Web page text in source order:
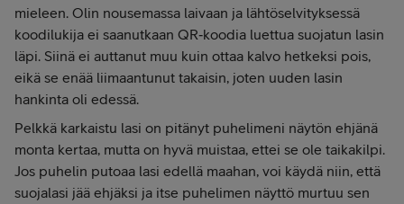
mieleen. Olin nousemassa laivaan ja lähtöselvityksessä
koodilukija ei saanutkaan QR‑koodia luettua suojatun lasin
läpi. Siinä ei auttanut muu kuin ottaa kalvo hetkeksi pois,
eikä se enää liimaantunut takaisin, joten uuden lasin
hankinta oli edessä.
Pelkkä karkaistu lasi on pitänyt puhelimeni näytön ehjänä
monta kertaa, mutta on hyvä muistaa, ettei se ole taikakilpi.
Jos puhelin putoaa lasi edellä maahan, voi käydä niin, että
suojalasi jää ehjäksi ja itse puhelimen näyttö murtuu sen